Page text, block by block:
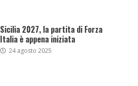
Sicilia 2027, la partita di Forza
Italia è appena iniziata
24 agosto 2025